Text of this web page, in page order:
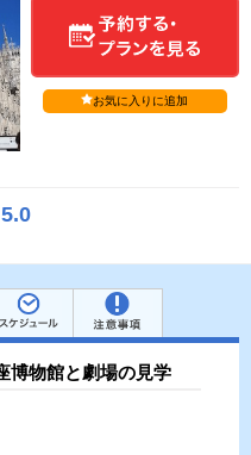
お気に入りに追加
5.0
博物館と劇場の見学